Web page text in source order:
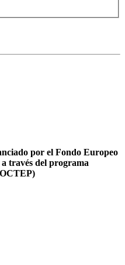
por el Fondo Europeo
través del programa